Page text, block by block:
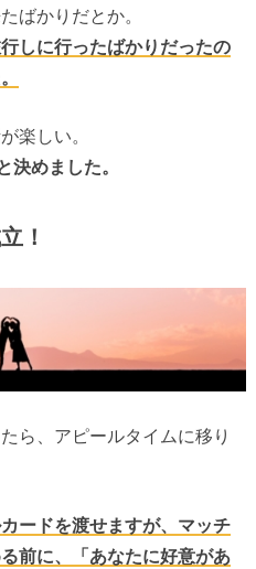
ばかりだとか。
しに行ったばかりだったの
楽しい。
めました。
！
ら、アピールタイムに移り
ードを渡せますが、マッチ
前に、「あなたに好意があ